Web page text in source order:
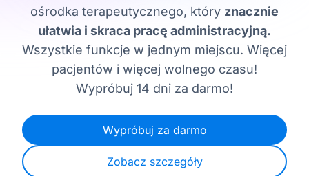
ośrodka terapeutycznego, który znacznie
ułatwia i skraca pracę administracyjną.
Wszystkie funkcje w jednym miejscu. Więcej
pacjentów i więcej wolnego czasu!
Wypróbuj 14 dni za darmo!
Wypróbuj za darmo
Zobacz szczegóły